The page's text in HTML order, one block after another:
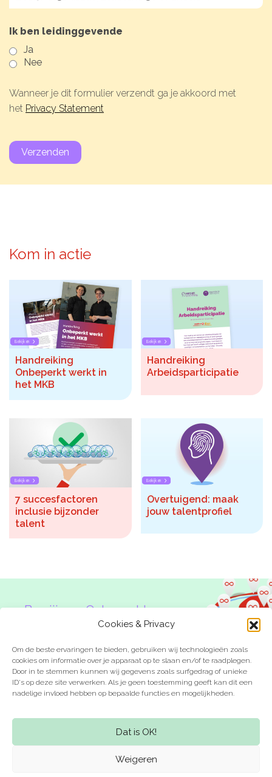
Cookies & Privacy
Om de beste ervaringen te bieden, gebruiken wij technologieën zoals
cookies om informatie over je apparaat op te slaan en/of te raadplegen.
Door in te stemmen kunnen wij gegevens zoals surfgedrag of unieke
ID's op deze site verwerken. Als je geen toestemming geeft kan dit een
nadelige invloed hebben op bepaalde functies en mogelijkheden.
Dat is OK!
Weigeren
Ik ben leidinggevende
Ja
Nee
Wanneer je dit formulier verzendt ga je akkoord met
het Privacy Statement
Kom in actie
Bekijken
Handreiking
Onbeperkt werkt in
het MKB
Bekijken
Handreiking
Arbeidsparticipatie
Bekijken
7 succesfactoren
inclusie bijzonder
talent
Bekijken
Overtuigend: maak
jouw talentprofiel
Ben jij een Onbeperkte
Laat je inspireren